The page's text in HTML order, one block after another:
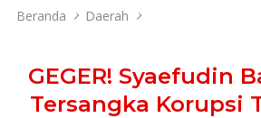
Beranda Daerah
GEGER! Syaefudin
Tersangka Korupsi